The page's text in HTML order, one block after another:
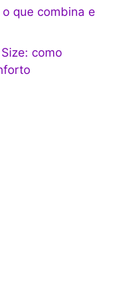
que combina e
como